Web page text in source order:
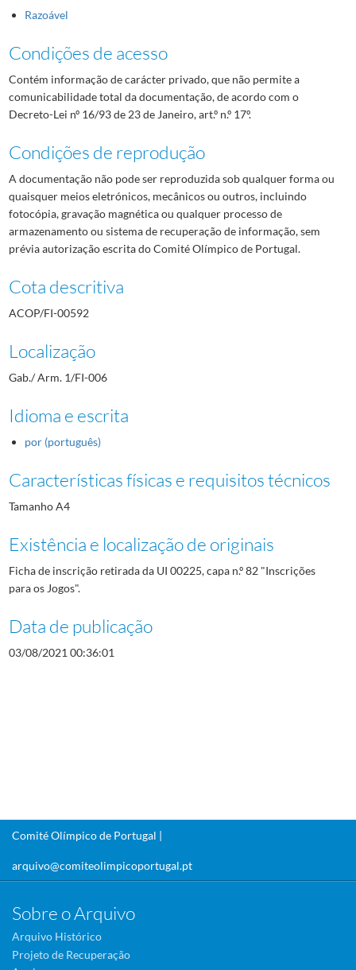
Razoável
Condições de acesso
Contém informação de carácter privado, que não permite a
comunicabilidade total da documentação, de acordo com o
Decreto-Lei nº 16/93 de 23 de Janeiro, art.º n.º 17º.
Condições de reprodução
A documentação não pode ser reproduzida sob qualquer forma ou
quaisquer meios eletrónicos, mecânicos ou outros, incluindo
fotocópia, gravação magnética ou qualquer processo de
armazenamento ou sistema de recuperação de informação, sem
prévia autorização escrita do Comité Olímpico de Portugal.
Cota descritiva
ACOP/FI-00592
Localização
Gab./ Arm. 1/FI-006
Idioma e escrita
por (português)
Características físicas e requisitos técnicos
Tamanho A4
Existência e localização de originais
Ficha de inscrição retirada da UI 00225, capa n.º 82 "Inscrições
para os Jogos".
Data de publicação
03/08/2021 00:36:01
Comité Olímpico de Portugal |
arquivo@comiteolimpicoportugal.pt
Sobre o Arquivo
Arquivo Histórico
Projeto de Recuperação